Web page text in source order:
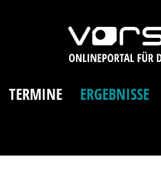
TERMINE ERGEBNISSE